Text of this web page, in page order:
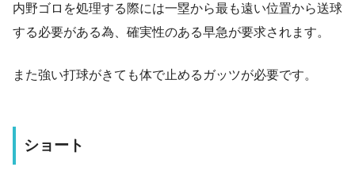
内野ゴロを処理する際には一塁から最も遠い位置から送球
する必要がある為、確実性のある早急が要求されます。
また強い打球がきても体で止めるガッツが必要です。
ショート